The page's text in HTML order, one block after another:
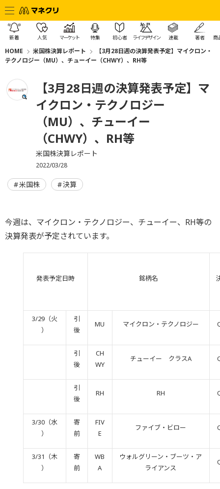
新着 人気 マーケット 特集 初心者 ライフデザイン 連載 著者 商
HOME 米国株決算レポート
【3月28日週の決算発表予定】マイクロン・
テクノロジー（MU）、チューイー（CHWY）、RH等
【3月28日週の決算発表予定】マ
イクロン・テクノロジー
（MU）、チューイー
（CHWY）、RH等
米国株決算レポート
2022/03/28
米国株 決算
今週は、マイクロン・テクノロジー、チューイー、RH等の
決算発表が予定されています。
発表予定日時 銘柄名
3/29（火
）
引
後
MU マイクロン・テクノロジー
引
後
CH
WY
チューイー クラスA
引
後
RH RH
3/30（水
）
寄
前
FIV
E
ファイブ・ビロー
3/31（木
）
寄
前
WB
A
ウォルグリーン・ブーツ・ア
ライアンス